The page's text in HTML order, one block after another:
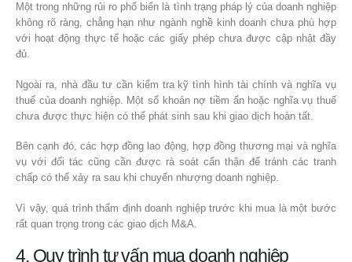
Một trong những rủi ro phổ biến là tình trạng pháp lý của doanh nghiệp
không rõ ràng, chẳng hạn như ngành nghề kinh doanh chưa phù hợp
với hoạt động thực tế hoặc các giấy phép chưa được cập nhật đầy
đủ.
Ngoài ra, nhà đầu tư cần kiểm tra kỹ tình hình tài chính và nghĩa vụ
thuế của doanh nghiệp. Một số khoản nợ tiềm ẩn hoặc nghĩa vụ thuế
chưa được thực hiện có thể phát sinh sau khi giao dịch hoàn tất.
Bên cạnh đó, các hợp đồng lao động, hợp đồng thương mại và nghĩa
vụ với đối tác cũng cần được rà soát cẩn thận để tránh các tranh
chấp có thể xảy ra sau khi chuyển nhượng doanh nghiệp.
Vì vậy, quá trình thẩm định doanh nghiệp trước khi mua là một bước
rất quan trọng trong các giao dịch M&A.
4. Quy trình tư vấn mua doanh nghiệp